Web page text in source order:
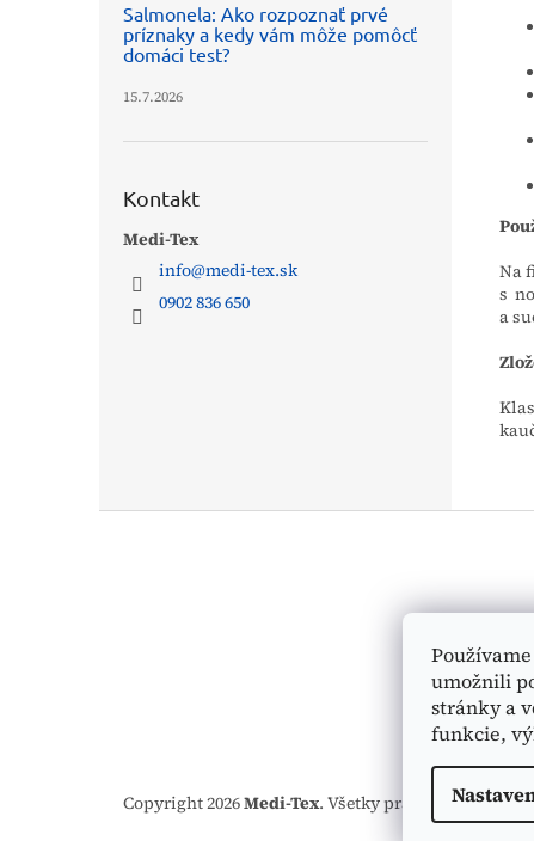
umožnili
stránky a
funkcie,
Salmonela: Ako rozpoznať prvé
príznaky a kedy vám môže pomôcť
domáci test?
15.7.2026
Kontakt
Medi-Tex
info@medi-tex.sk
0902 836 650
Na
s
a
Copyright 2026Medi-Tex. Všetky práva vyhradené.